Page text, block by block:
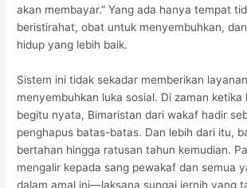
akan membayar.” Yang ada hanya tempat
beristirahat, obat untuk menyembuhkan,
hidup yang lebih baik.
Sistem ini tidak sekadar memberikan
menyembuhkan luka sosial. Di zaman ketika
begitu nyata, Bimaristan dari wakaf hadir
penghapus batas-batas. Dan lebih dari itu,
bertahan hingga ratusan tahun kemudian.
mengalir kepada sang pewakaf dan semua
dalam amal ini—laksana sungai jernih yang